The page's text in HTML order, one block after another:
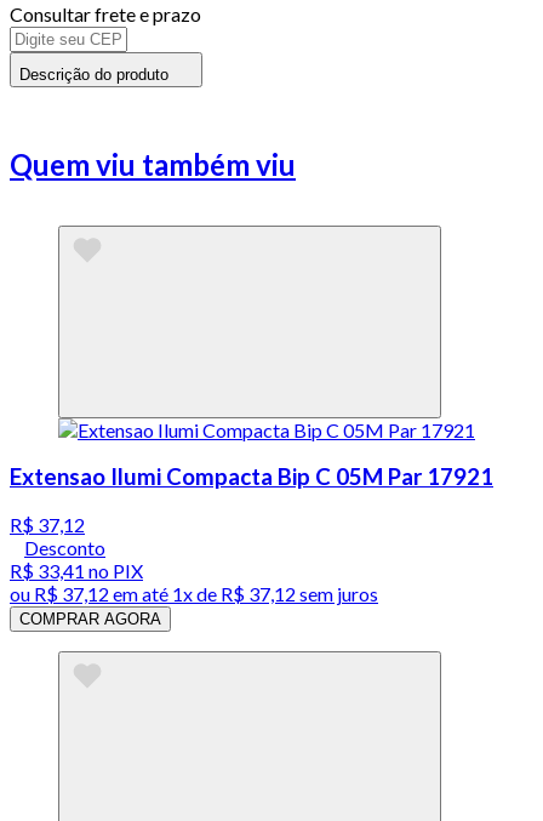
Consultar frete e prazo
Descrição do produto
Quem viu também viu
Extensao Ilumi Compacta Bip C 05M Par 17921
R$ 37,12
Desconto
R$ 33,41 no PIX
ou R$ 37,12 em até 1x de R$ 37,12 sem juros
COMPRAR AGORA